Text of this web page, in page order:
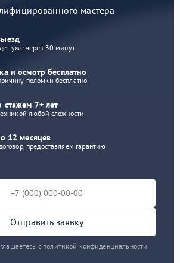
мастера
уже через 30 минут
и осмотр бесплатно
поломки бесплатно
стажем 7+ лет
любой сложности
12 месяцев
предоставляем гарантию
Отправить заявку
с политикой конфиденциальности